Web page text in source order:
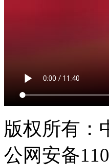
版权所有：
公网安备